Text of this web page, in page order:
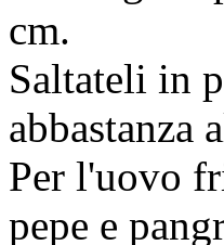
cm.
Saltateli in
abbastanza
Per l'uovo
pepe e